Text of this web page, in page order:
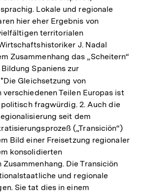
Lokale und regionale
hier eher Ergebnis von
territorialen
J. Nadal
Zusammenhang das „Scheitern“
Spaniens zur
*Die Gleichsetzung von
verschiedenen Teilen Europas ist
fragwürdig. 2. Auch die
seit dem
(„Transiciön“)
Bild einer Freisetzung regionaler
konsolidierten
Die Transiciön
und regionale
Sie tat dies in einem